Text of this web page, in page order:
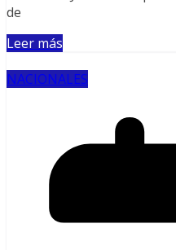
de
Leer más
NACIONALES